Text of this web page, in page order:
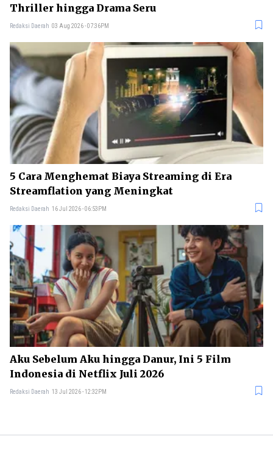
Thriller hingga Drama Seru
Redaksi Daerah 03 Aug 2026 - 07:36PM
5 Cara Menghemat Biaya Streaming di Era
Streamflation yang Meningkat
Redaksi Daerah 16 Jul 2026 - 06:53PM
Aku Sebelum Aku hingga Danur, Ini 5 Film
Indonesia di Netflix Juli 2026
Redaksi Daerah 13 Jul 2026 - 12:32PM